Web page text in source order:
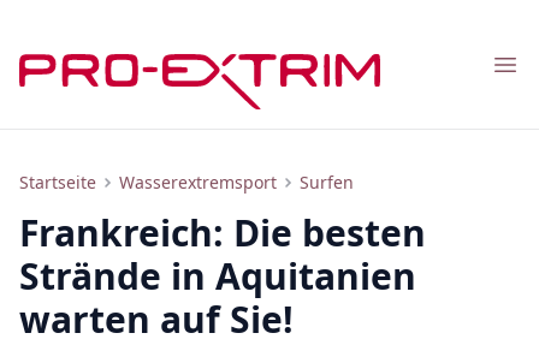
Startseite Wasserextremsport Surfen
Frankreich für Surfer: Strände und Surfspots in Aquitanien, Sehenswürdigkeiten, nützliche Tipps, Fotos
Frankreich: Die besten
Strände in Aquitanien
warten auf Sie!